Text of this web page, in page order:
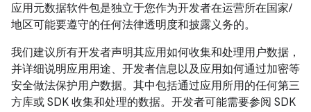
应用元数据软件包是独立于您作为开发者在运营所在国家/
地区可能要遵守的任何法律透明度和披露义务的。
我们建议所有开发者声明其应用如何收集和处理用户数据，
并详细说明应用用途、开发者信息以及应用如何通过加密等
安全做法保护用户数据。其中包括通过应用所用的任何第三
方库或 SDK 收集和处理的数据。开发者可能需要参阅 SDK